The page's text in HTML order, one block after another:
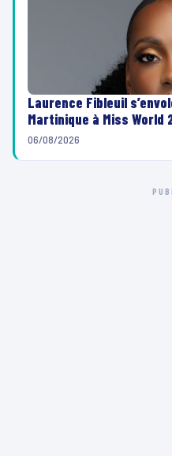
Laurence Fibleuil
Martinique à Miss World
06/08/2026